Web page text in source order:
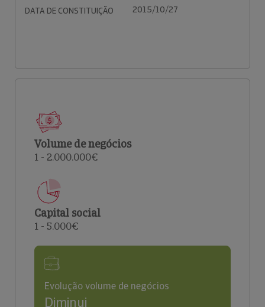
DATA DE CONSTITUIÇÃO 2015/10/27
Volume de negócios
1 - 2.000.000€
Capital social
1 - 5.000€
Evolução volume de negócios
Diminui